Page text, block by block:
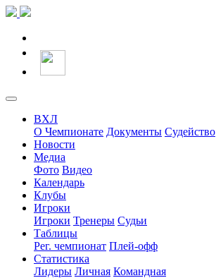
ВХЛ
О Чемпионате Документы Судейство
Новости
Медиа
Фото Видео
Календарь
Клубы
Игроки
Игроки Тренеры Судьи
Таблицы
Рег. чемпионат Плей-офф
Статистика
Лидеры Личная Командная